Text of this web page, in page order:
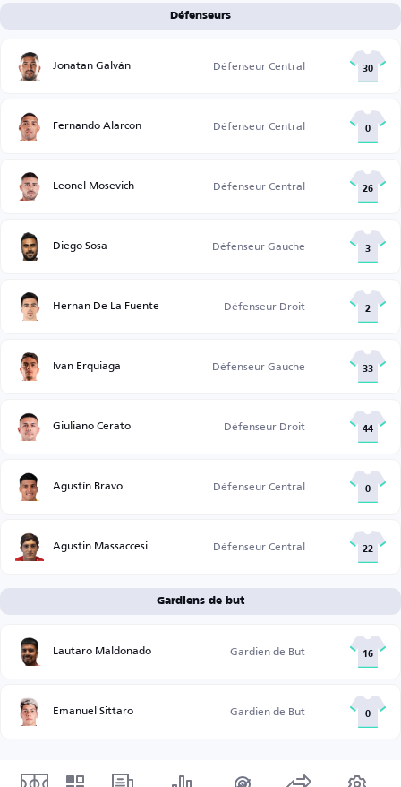
Défenseurs
Jonatan Galván Défenseur Central 30
Fernando Alarcon Défenseur Central 0
Leonel Mosevich Défenseur Central 26
Diego Sosa Défenseur Gauche 3
Hernan De La Fuente Défenseur Droit 2
Ivan Erquiaga Défenseur Gauche 33
Giuliano Cerato Défenseur Droit 44
Agustín Bravo Défenseur Central 0
Agustin Massaccesi Défenseur Central 22
Gardiens de but
Lautaro Maldonado Gardien de But 16
Emanuel Sittaro Gardien de But 0